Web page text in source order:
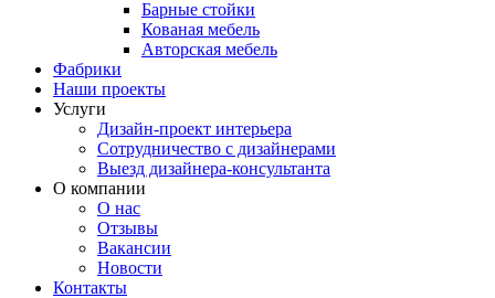
Барные стойки
Кованая мебель
Авторская мебель
Фабрики
Наши проекты
Услуги
Дизайн-проект интерьера
Сотрудничество с дизайнерами
Выезд дизайнера-консультанта
О компании
О нас
Отзывы
Вакансии
Новости
Контакты